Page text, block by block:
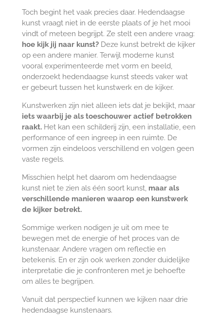
Toch begint het vaak precies daar. Hedendaagse
kunst vraagt niet in de eerste plaats of je het mooi
vindt of meteen begrijpt. Ze stelt een andere vraag:
hoe kijk jij naar kunst? Deze kunst betrekt de kijker
op een andere manier. Terwijl moderne kunst
vooral experimenteerde met vorm en beeld,
onderzoekt hedendaagse kunst steeds vaker wat
er gebeurt tussen het kunstwerk en de kijker.
Kunstwerken zijn niet alleen iets dat je bekijkt, maar
iets waarbij je als toeschouwer actief betrokken
raakt.Het kan een schilderij zijn, een installatie, een
performance of een ingreep in een ruimte. De
vormen zijn eindeloos verschillend en volgen geen
vaste regels.
Misschien helpt het daarom om hedendaagse
kunst niet te zien als één soort kunst, maar als
verschillende manieren waarop een kunstwerk
de kijker betrekt.
Sommige werken nodigen je uit om mee te
bewegen met de energie of het proces van de
kunstenaar. Andere vragen om reflectie en
betekenis. En er zijn ook werken zonder duidelijke
interpretatie die je confronteren met je behoefte
om alles te begrijpen.
Vanuit dat perspectief kunnen we kijken naar drie
hedendaagse kunstenaars.